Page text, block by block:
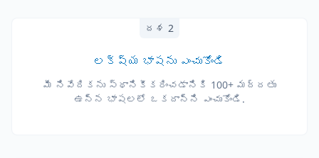
దశ 2
లక్ష్య భాషను ఎంచుకోండి
మీ నివేదికను స్థానికీకరించడానికి 100+ మద్దతు
ఉన్న భాషలలో ఒకదాన్ని ఎంచుకోండి.